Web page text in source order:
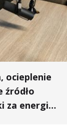
ocieplenie
źródło
za energię,